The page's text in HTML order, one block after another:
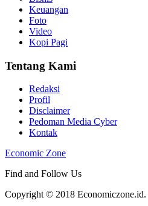
Keuangan
Foto
Video
Kopi Pagi
Tentang Kami
Redaksi
Profil
Disclaimer
Pedoman Media Cyber
Kontak
Economic Zone
Find and Follow Us
Copyright © 2018